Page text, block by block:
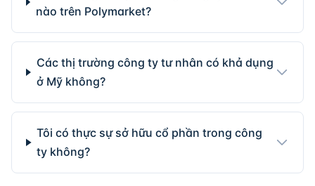
nào trên Polymarket?
Các thị trường công ty tư nhân có khả dụng
ở Mỹ không?
Tôi có thực sự sở hữu cổ phần trong công
ty không?